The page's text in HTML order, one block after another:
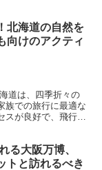
北海道の自然を
向けのアクティ
道は、四季折々の
族での旅行に最適な
が良好で、飛行機
る大阪万博、
トと訪れるべき